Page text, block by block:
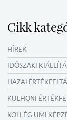
IDŐSZAKI
NYÁRI TÁBOROK
OKTATÁS,
NÉPFŐISKOLA
Cikk
HÍREK
IDŐSZAKI
HAZAI
KÜLHONI
KOLLÉGIUMI